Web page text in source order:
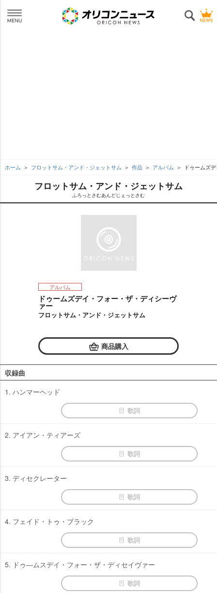
ホーム フロットサム・アンド・ジェットサム 作品 アルバム ドゥームズ
フロットサム・アンド・ジェットサム
ふろっとさむあんどじぇっとさむ
アルバム
ドゥームズデイ・フォー・ザ・ディシーヴ
ァー
フロットサム・アンド・ジェットサム
商品購入
収録曲
1. ハンマーヘッド
歌詞
2. アイアン・ティアーズ
歌詞
3. ディセクレーター
歌詞
4. フェイド・トゥ・ブラック
歌詞
5. ドゥ―ムスデイ・フォー・ザ・ディセイヴァー
歌詞